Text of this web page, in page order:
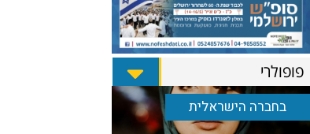
פופולרי
בחברה הישראלית